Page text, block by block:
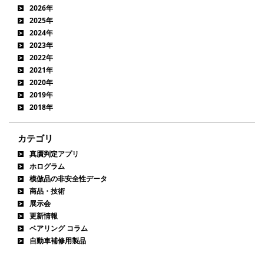
2026年
2025年
2024年
2023年
2022年
2021年
2020年
2019年
2018年
カテゴリ
真贋判定アプリ
ホログラム
模倣品の非安全性データ
商品・技術
展示会
更新情報
ベアリング コラム
自動車補修用製品